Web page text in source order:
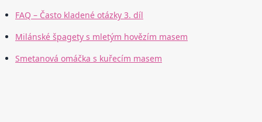
FAQ – Často kladené otázky 3. díl
Milánské špagety s mletým hovězím masem
Smetanová omáčka s kuřecím masem